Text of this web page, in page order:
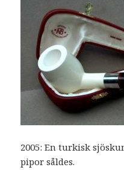
2005: En turkisk
pipor såldes.